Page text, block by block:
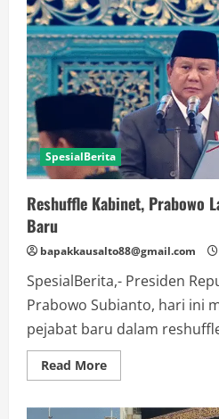
SpesialBerita
Reshuffle Kabinet, Prabowo
Baru
bapakkausalto88@gmail.com
SpesialBerita,- Presiden
Prabowo Subianto, hari ini
pejabat baru dalam
Read MoreRead
more
Kabinet,